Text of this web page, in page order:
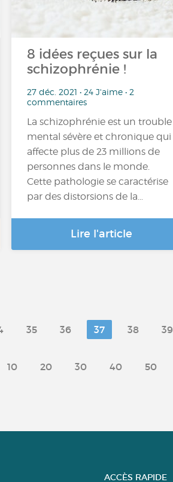
8 idées reçues sur la
schizophrénie !
27 déc. 2021 • 24 J'aime • 2
commentaires
La schizophrénie est un trouble
mental sévère et chronique qui
affecte plus de 23 millions de
personnes dans le monde.
Cette pathologie se caractérise
par des distorsions de la…
Lire l'article
35 36 37 38 39
10 20 30 40 50
ACCÈS RAPIDE